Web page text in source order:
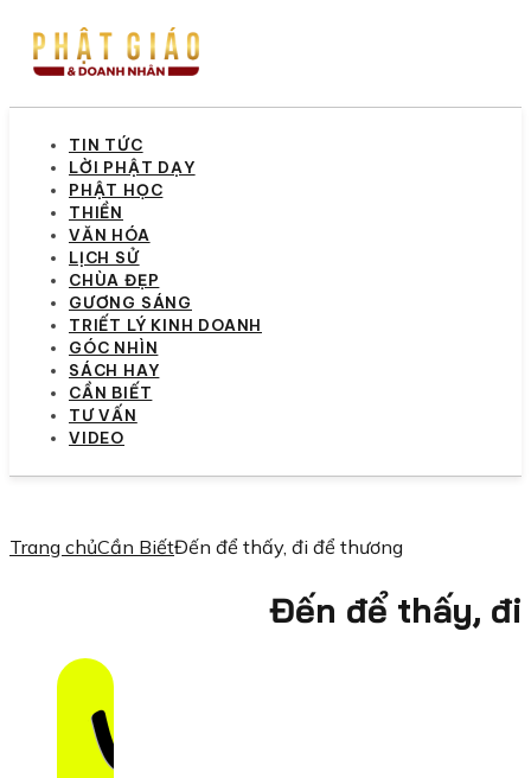
TIN TỨC
LỜI PHẬT DẠY
PHẬT HỌC
THIỀN
VĂN HÓA
LỊCH SỬ
CHÙA ĐẸP
GƯƠNG SÁNG
TRIẾT LÝ KINH DOANH
GÓC NHÌN
SÁCH HAY
CẦN BIẾT
TƯ VẤN
VIDEO
Trang chủCần BiếtĐến để thấy, đi để thương
Đến để thấy,